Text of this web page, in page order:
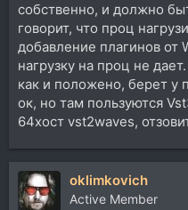
собственно, и должно
говорит, что проц
добавление плагинов от
нагрузку на проц не
как и положено, берет у
ок, но там пользуются
64хост vst2waves,
oklimkovich
Active Member